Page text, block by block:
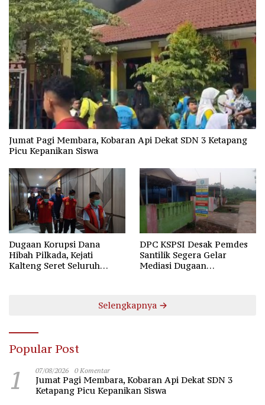
Jumat Pagi Membara, Kobaran Api Dekat SDN 3 Ketapang
Picu Kepanikan Siswa
Dugaan Korupsi Dana
Hibah Pilkada, Kejati
Kalteng Seret Seluruh
DPC KSPSI Desak Pemdes
Santilik Segera Gelar
Mediasi Dugaan
Selengkapnya
Popular Post
1 07/08/2026 0 Komentar
Jumat Pagi Membara, Kobaran Api Dekat SDN 3
Ketapang Picu Kepanikan Siswa